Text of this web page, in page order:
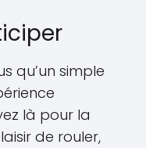
qu’un simple
là pour la
de rouler,